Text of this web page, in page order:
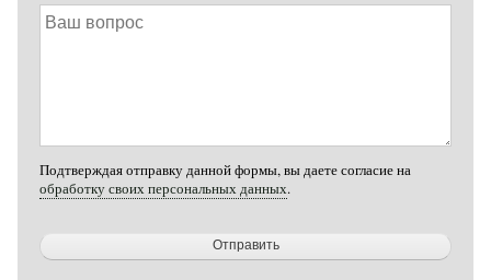
Ваш
вопрос
Подтверждая отправку данной формы, вы даете согласие на
обработку своих персональных данных.